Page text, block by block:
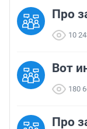
Про
10
Вот
180
Про